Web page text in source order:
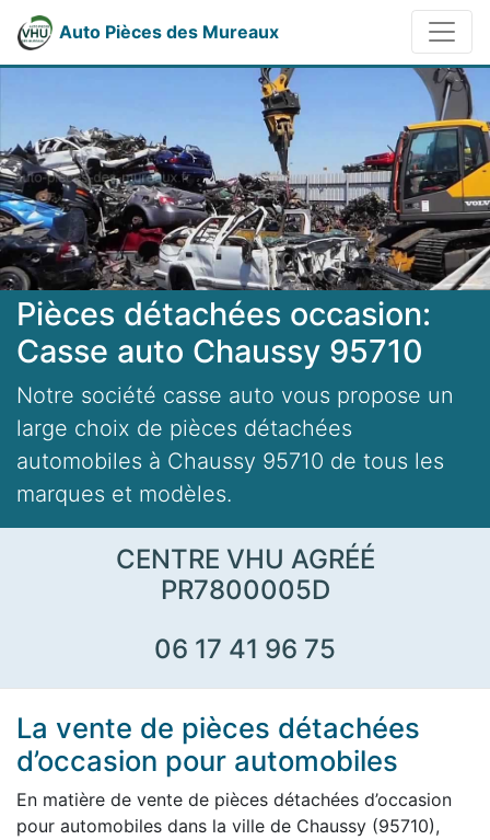
Auto Pièces des Mureaux
Pièces détachées occasion:
Casse auto Chaussy 95710
Notre société casse auto vous propose un
large choix de pièces détachées
automobiles à Chaussy 95710 de tous les
marques et modèles.
CENTRE VHU AGRÉÉ
PR7800005D
06 17 41 96 75
La vente de pièces détachées
d’occasion pour automobiles
En matière de vente de pièces détachées d’occasion
pour automobiles dans la ville de Chaussy (95710),